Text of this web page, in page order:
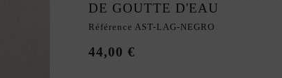
DE GOUTTE D'EAU
Référence AST-LAG-NEGRO
44,00 €